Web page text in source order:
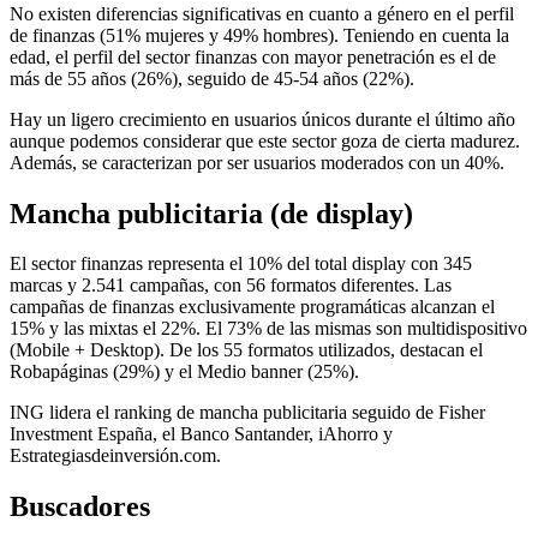
No existen diferencias significativas en cuanto a género en el perfil
de finanzas (51% mujeres y 49% hombres). Teniendo en cuenta la
edad, el perfil del sector finanzas con mayor penetración es el de
más de 55 años (26%), seguido de 45-54 años (22%).
Hay un ligero crecimiento en usuarios únicos durante el último año
aunque podemos considerar que este sector goza de cierta madurez.
Además, se caracterizan por ser usuarios moderados con un 40%.
Mancha publicitaria (de display)
El sector finanzas representa el 10% del total display con 345
marcas y 2.541 campañas, con 56 formatos diferentes. Las
campañas de finanzas exclusivamente programáticas alcanzan el
15% y las mixtas el 22%. El 73% de las mismas son multidispositivo
(Mobile + Desktop). De los 55 formatos utilizados, destacan el
Robapáginas (29%) y el Medio banner (25%).
ING lidera el ranking de mancha publicitaria seguido de Fisher
Investment España, el Banco Santander, iAhorro y
Estrategiasdeinversión.com.
Buscadores